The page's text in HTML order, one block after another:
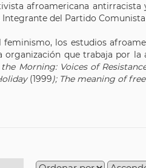
afroamericana
del Partido Comunista
feminismo, los estudios
organización que trabaja por
Morning: Voices of
(1999); The meaning of